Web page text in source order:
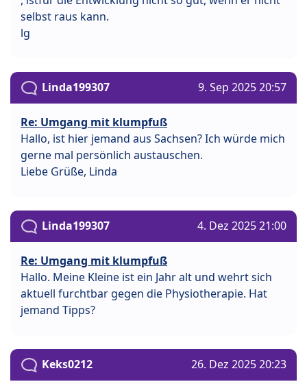
selbst raus kann.
lg
Linda199307 9. Sep 2025 20:57
Re: Umgang mit klumpfuß
Hallo, ist hier jemand aus Sachsen? Ich würde mich
gerne mal persönlich austauschen.
Liebe Grüße, Linda
Linda199307 4. Dez 2025 21:00
Re: Umgang mit klumpfuß
Hallo. Meine Kleine ist ein Jahr alt und wehrt sich
aktuell furchtbar gegen die Physiotherapie. Hat
jemand Tipps?
Keks0212 26. Dez 2025 20:23